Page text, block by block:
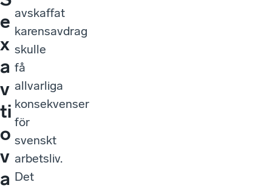
e
x
a
v
ti
o
v
a
avskaffat
karensavdrag
skulle
få
allvarliga
konsekvenser
för
svenskt
arbetsliv.
Det